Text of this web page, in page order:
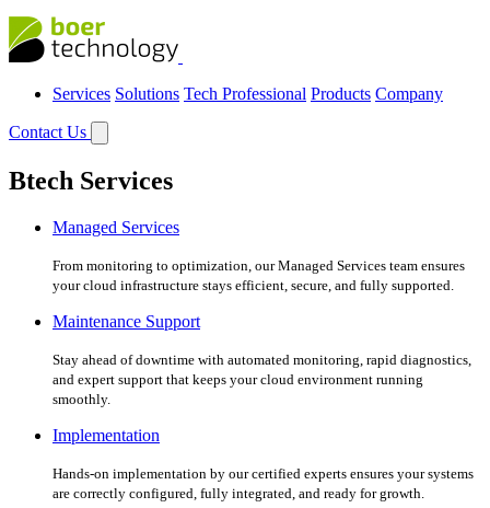
Services Solutions Tech Professional Products Company
Contact Us
Btech Services
Managed Services
From monitoring to optimization, our Managed Services team ensures
your cloud infrastructure stays efficient, secure, and fully supported.
Maintenance Support
Stay ahead of downtime with automated monitoring, rapid diagnostics,
and expert support that keeps your cloud environment running
smoothly.
Implementation
Hands-on implementation by our certified experts ensures your systems
are correctly configured, fully integrated, and ready for growth.